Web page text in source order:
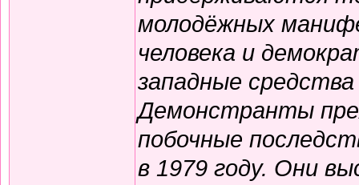
молодёжных
человека и
западные
Демонстранты
побочные
в 1979 году. Они